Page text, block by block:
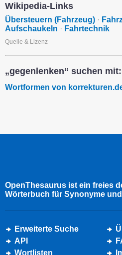
Wikipedia-Links
Übersteuern (Fahrzeug) ·
Aufschaukeln · Fahrtechnik
Quelle & Lizenz
„gegenlenken“ suchen mit:
Wortformen von
OpenThesaurus ist ein freies
Wörterbuch für Synonyme
Erweiterte Suche
API
Wortlisten